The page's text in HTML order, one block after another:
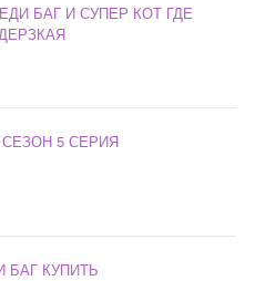
БАГ И СУПЕР КОТ ГДЕ
5 СЕРИЯ
БАГ КУПИТЬ